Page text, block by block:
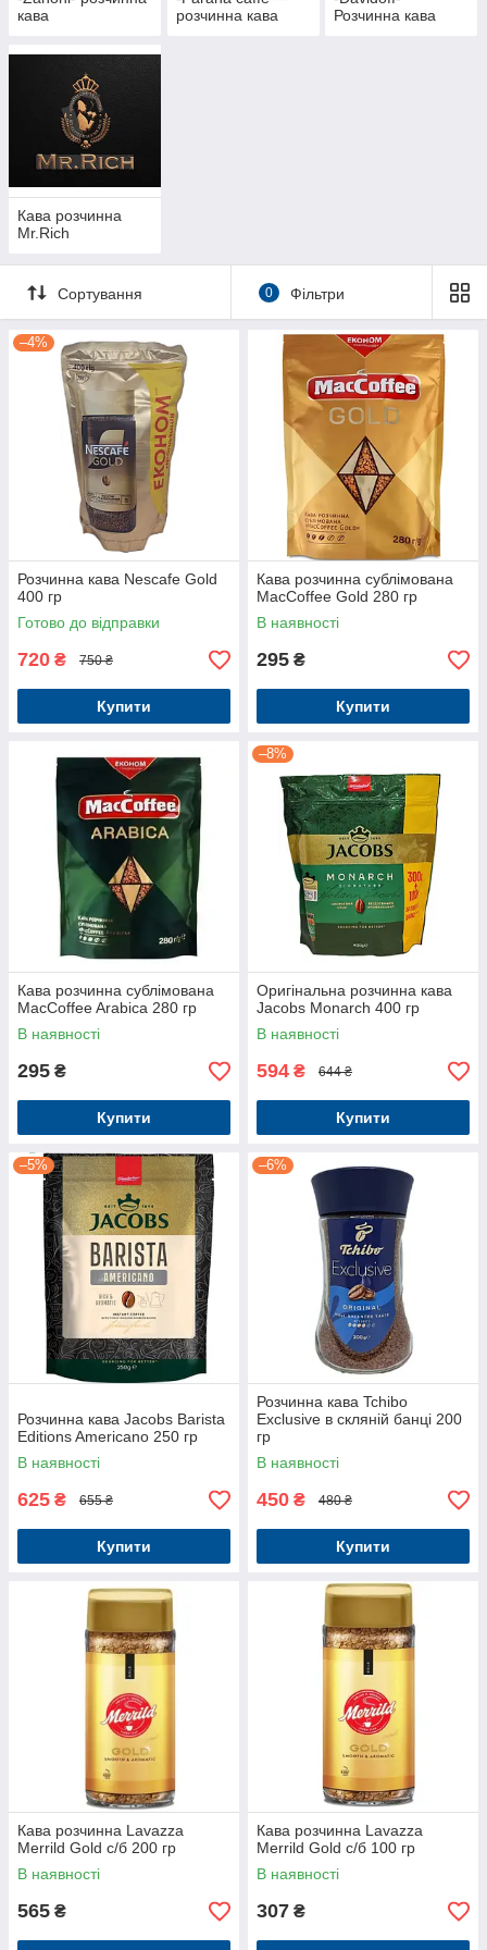
кава
розчинна кава
Розчинна кава
Кава розчинна
Mr.Rich
Сортування 0 Фільтри
–4%
Розчинна кава Nescafe Gold
400 гр
Готово до відправки
720 ₴ 750 ₴
Купити
Кава розчинна сублімована
MacCoffee Gold 280 гр
В наявності
295 ₴
Купити
Кава розчинна сублімована
MacCoffee Arabica 280 гр
В наявності
295 ₴
Купити
–8%
Оригінальна розчинна кава
Jacobs Monarch 400 гр
В наявності
594 ₴ 644 ₴
Купити
–5%
Розчинна кава Jacobs Barista
Editions Americano 250 гр
В наявності
625 ₴ 655 ₴
Купити
–6%
Розчинна кава Tchibo
Exclusive в скляній банці 200
гр
В наявності
450 ₴ 480 ₴
Купити
Кава розчинна Lavazza
Merrild Gold с/б 200 гр
В наявності
565 ₴
Кава розчинна Lavazza
Merrild Gold с/б 100 гр
В наявності
307 ₴